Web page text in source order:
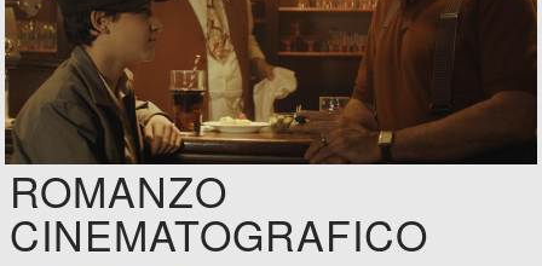
ROMANZO
CINEMATOGRAFICO